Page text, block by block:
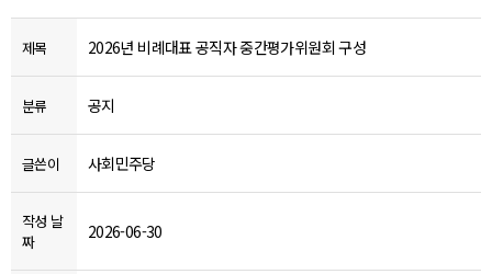
제목 2026년 비례대표 공직자 중간평가위원회 구성
분류 공지
글쓴이 사회민주당
작성 날
짜
2026-06-30